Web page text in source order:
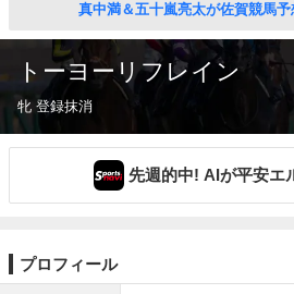
真中満＆五十嵐亮太が佐賀競馬予
トーヨーリフレイン
牝 登録抹消
先週的中! AIが平安エ
プロフィール